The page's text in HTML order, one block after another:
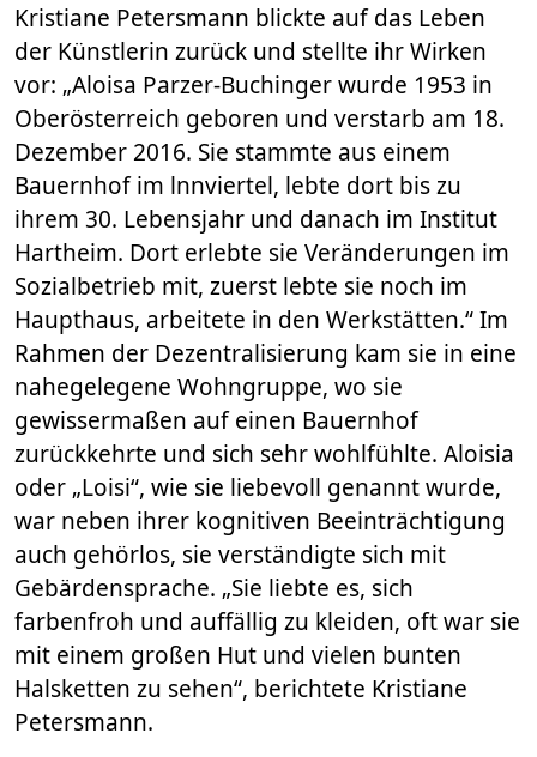
Kristiane Petersmann blickte auf das Leben
der Künstlerin zurück und stellte ihr Wirken
vor: „Aloisa Parzer-Buchinger wurde 1953 in
Oberösterreich geboren und verstarb am 18.
Dezember 2016. Sie stammte aus einem
Bauernhof im lnnviertel, lebte dort bis zu
ihrem 30. Lebensjahr und danach im Institut
Hartheim. Dort erlebte sie Veränderungen im
Sozialbetrieb mit, zuerst lebte sie noch im
Haupthaus, arbeitete in den Werkstätten.“ Im
Rahmen der Dezentralisierung kam sie in eine
nahegelegene Wohngruppe, wo sie
gewissermaßen auf einen Bauernhof
zurückkehrte und sich sehr wohlfühlte. Aloisia
oder „Loisi“, wie sie liebevoll genannt wurde,
war neben ihrer kognitiven Beeinträchtigung
auch gehörlos, sie verständigte sich mit
Gebärdensprache. „Sie liebte es, sich
farbenfroh und auffällig zu kleiden, oft war sie
mit einem großen Hut und vielen bunten
Halsketten zu sehen“, berichtete Kristiane
Petersmann.